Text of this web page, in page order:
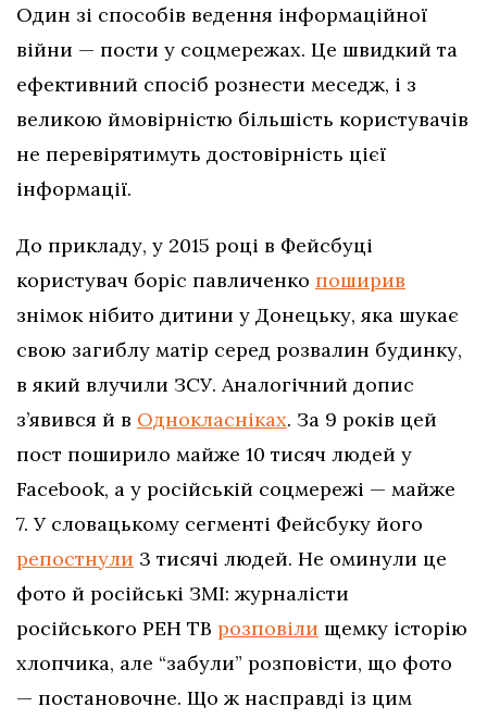
Один зі способів ведення інформаційної
війни — пости у соцмережах. Це швидкий та
ефективний спосіб рознести меседж, і з
великою ймовірністю більшість користувачів
не перевірятимуть достовірність цієї
інформації.
До прикладу, у 2015 році в Фейсбуці
користувач боріс павличенко поширив
знімок нібито дитини у Донецьку, яка шукає
свою загиблу матір серед розвалин будинку,
в який влучили ЗСУ. Аналогічний допис
з’явився й в Однокласніках. За 9 років цей
пост поширило майже 10 тисяч людей у
Facebook, а у російській соцмережі — майже
7. У словацькому сегменті Фейсбуку його
репостнули 3 тисячі людей. Не оминули це
фото й російські ЗМІ: журналісти
російського РЕН ТВ розповіли щемку історію
хлопчика, але “забули” розповісти, що фото
— постановочне. Що ж насправді із цим